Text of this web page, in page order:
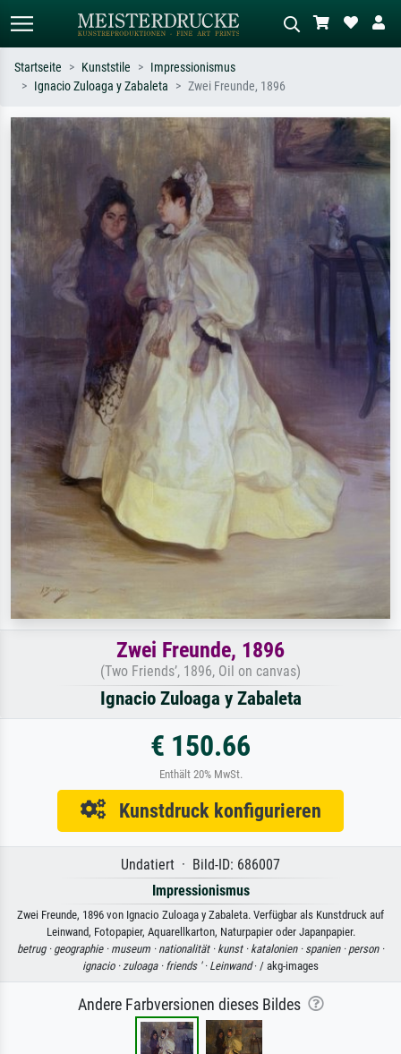
Suchen Sie nach Künstlern, Werktiteln
oder Stilen – z.B. Monet,
Sternennacht, Impressionismus, Welle
Hokusai, Akt.
Beschreiben Sie die Szene – z.B. Grüne
Wiese, Abstrakt mit viel Rot, Dunkles
Ölgemälde, Stehender Akt neben einem
Startseite Kunststile
Impressionismus
Ignacio Zuloaga y Zabaleta
Zwei Freunde, 1896
Zwei Freunde, 1896
(Two Friends’, 1896, Oil on canvas)
Ignacio Zuloaga y Zabaleta
€ 150.66
Enthält 20% MwSt.
Kunstdruck konfigurieren
Undatiert · Bild-ID: 686007
Impressionismus
Zwei Freunde, 1896 von Ignacio Zuloaga y Zabaleta. Verfügbar als Kunstdruck auf
Leinwand, Fotopapier, Aquarellkarton, Naturpapier oder Japanpapier.
betrug · geographie · museum · nationalität · kunst · katalonien · spanien · person ·
ignacio · zuloaga · friends ' · Leinwand· / akg-images
Andere Farbversionen dieses Bildes